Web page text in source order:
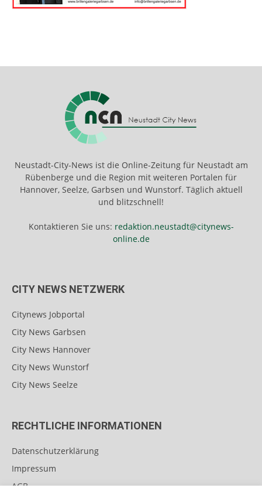
Neustadt-City-News ist die Online-Zeitung für Neustadt am
Rübenberge und die Region mit weiteren Portalen für
Hannover, Seelze, Garbsen und Wunstorf. Täglich aktuell
und blitzschnell!
Kontaktieren Sie uns: redaktion.neustadt@citynews-
online.de
CITY NEWS NETZWERK
Citynews Jobportal
City News Garbsen
City News Hannover
City News Wunstorf
City News Seelze
RECHTLICHE INFORMATIONEN
Datenschutzerklärung
Impressum
AGB